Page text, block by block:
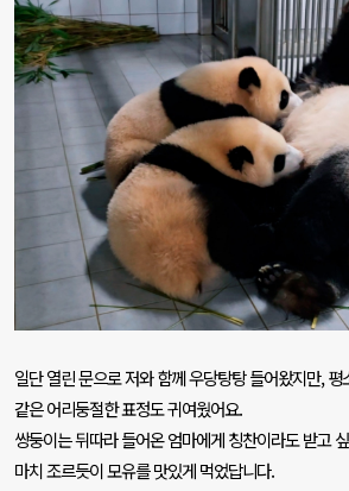
일단 열린 문으로 저와 함께 우당탕탕 들어왔지만,평
같은 어리둥절한 표정도 귀여웠어요.
쌍둥이는 뒤따라 들어온 엄마에게 칭찬이라도 받고
마치 조르듯이 모유를 맛있게 먹었답니다.